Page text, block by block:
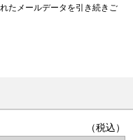
たメールデータを引き続きご
（税込）